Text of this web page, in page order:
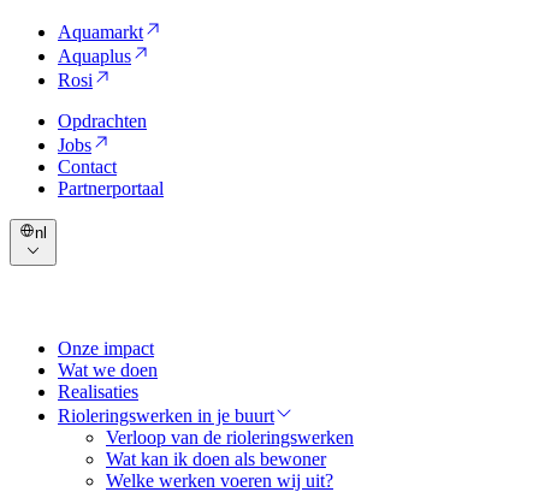
Aquamarkt
Aquaplus
Rosi
Opdrachten
Jobs
Contact
Partnerportaal
nl
Onze impact
Wat we doen
Realisaties
Rioleringswerken in je buurt
Verloop van de rioleringswerken
Wat kan ik doen als bewoner
Welke werken voeren wij uit?